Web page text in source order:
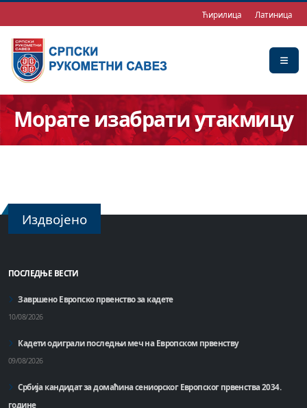
Ћирилица Латиница
Морате изабрати утакмицу
Издвојено
ПОСЛЕДЊЕ ВЕСТИ
Завршено Европско првенство за кадете
10/08/2026
Кадети одиграли последњи меч на Европском првенству
09/08/2026
Србија кандидат за домаћинa сениорског Европског првенства 2034.
године